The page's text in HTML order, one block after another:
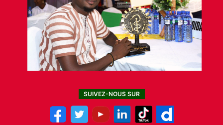
SUIVEZ-NOUS SUR